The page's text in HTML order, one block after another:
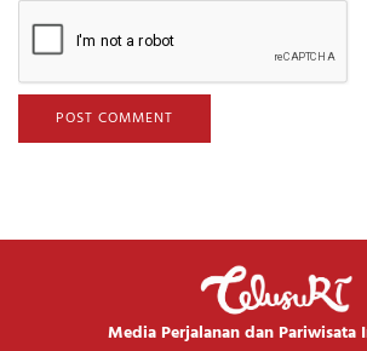
Media Perjalanan dan Pariwisata